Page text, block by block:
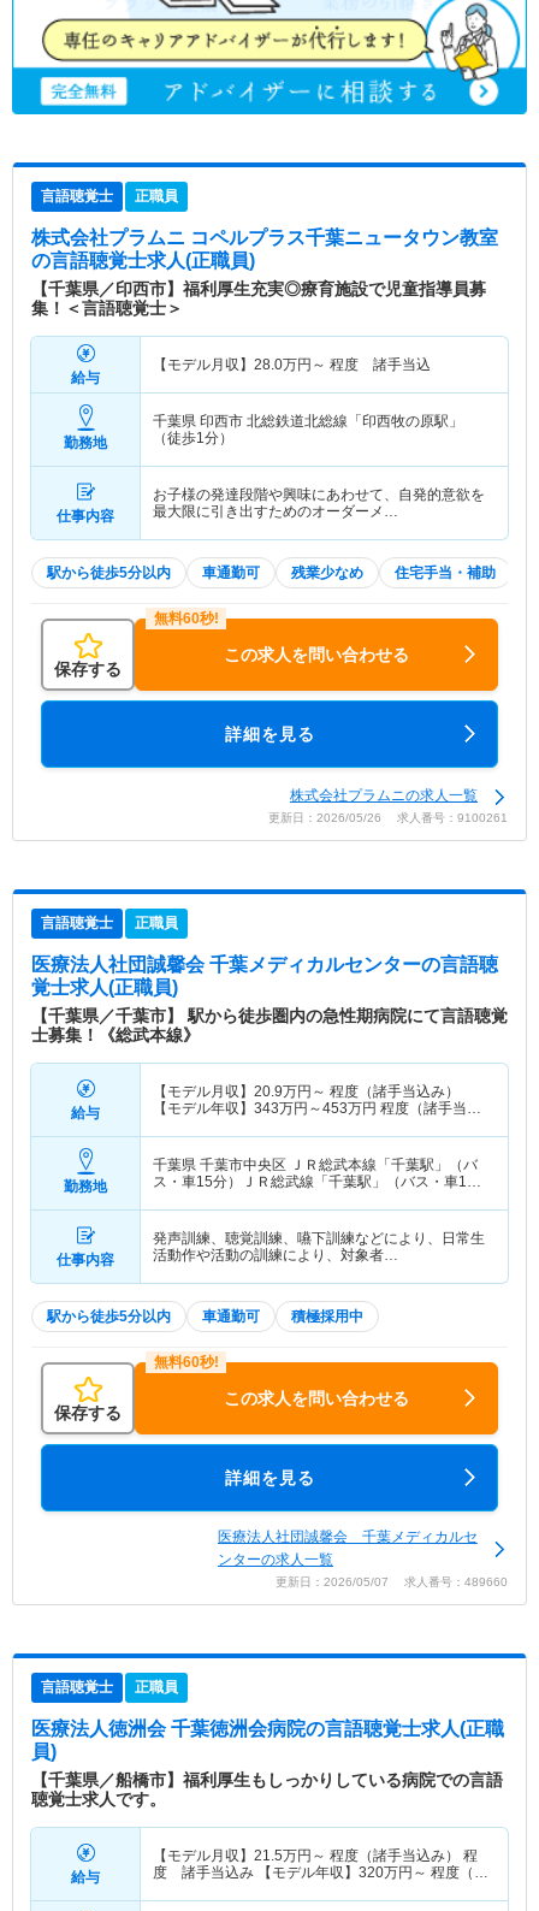
言語聴覚士 正職員
株式会社プラムニ コペルプラス千葉ニュータウン教室
の言語聴覚士求人(正職員)
【千葉県／印西市】福利厚生充実◎療育施設で児童指導員募
集！＜言語聴覚士＞
給与
【モデル月収】 28.0万円～ 程度 諸手当込
勤務地
千葉県 印西市 北総鉄道北総線「印西牧の原駅」
（徒歩1分）
仕事内容
お子様の発達段階や興味にあわせて、自発的意欲を
最大限に引き出すためのオーダーメ…
駅から徒歩5分以内 車通勤可 残業少なめ 住宅手当・補助
保存する
この求人を問い合わせる
詳細を見る
株式会社プラムニの求人一覧
更新日：2026/05/26 求人番号：9100261
言語聴覚士 正職員
医療法人社団誠馨会 千葉メディカルセンターの言語聴
覚士求人(正職員)
【千葉県／千葉市】 駅から徒歩圏内の急性期病院にて言語聴覚
士募集！《総武本線》
給与
【モデル月収】 20.9万円～
【モデル年収】 343万円～453万円
勤務地
千葉県 千葉市中央区 ＪＲ総武本線「千葉駅」（バ
ス・車15分）ＪＲ総武線「千葉駅」（バス・車15
仕事内容
発声訓練、聴覚訓練、嚥下訓練などにより、日常生
活動作や活動の訓練により、対象者…
駅から徒歩5分以内 車通勤可 積極採用中
保存する
この求人を問い合わせる
詳細を見る
医療法人社団誠馨会 千葉メディカルセ
ンターの求人一覧
更新日：2026/05/07 求人番号：489660
言語聴覚士 正職員
医療法人徳洲会 千葉徳洲会病院の言語聴覚士求人(正職
員)
【千葉県／船橋市】福利厚生もしっかりしている病院での言語
聴覚士求人です。
給与
【モデル月収】 21.5万円～ 程度（諸手当込み） 程
度 諸手当込み 【モデル年収】 320万円～ 程度（諸